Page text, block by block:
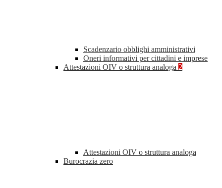
Scadenzario obblighi amministrativi
Oneri informativi per cittadini e imprese
Attestazioni OIV o struttura analoga 2
Attestazioni OIV o struttura analoga
Burocrazia zero